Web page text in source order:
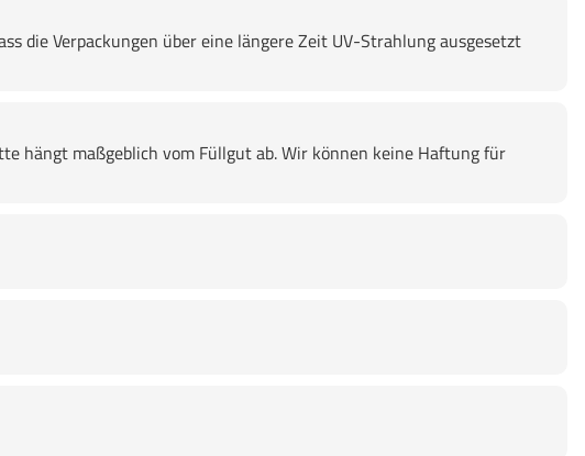
die Verpackungen über eine längere Zeit UV-Strahlung ausgesetzt
hängt maßgeblich vom Füllgut ab. Wir können keine Haftung für